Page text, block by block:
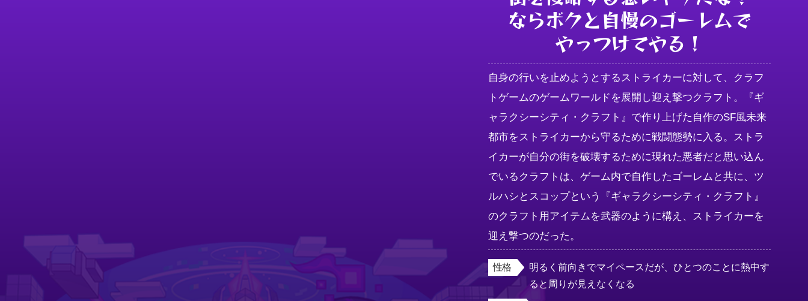
ならボクと自慢のゴーレムで
やっつけてやる！
自身の行いを止めようとするストライカーに対して、クラフ
トゲームのゲームワールドを展開し迎え撃つクラフト。『ギ
ャラクシーシティ・クラフト』で作り上げた自作のSF風未来
都市をストライカーから守るために戦闘態勢に入る。ストラ
イカーが自分の街を破壊するために現れた悪者だと思い込ん
でいるクラフトは、ゲーム内で自作したゴーレムと共に、ツ
ルハシとスコップという『ギャラクシーシティ・クラフト』
のクラフト用アイテムを武器のように構え、ストライカーを
迎え撃つのだった。
性格
明るく前向きでマイペースだが、ひとつのことに熱中す
ると周りが見えなくなる